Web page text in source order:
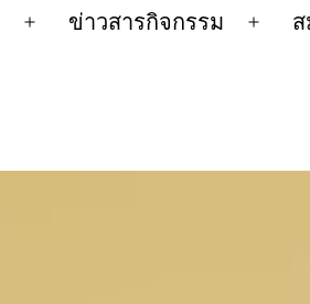
Open
ข่าวสารกิจกรรม
Open